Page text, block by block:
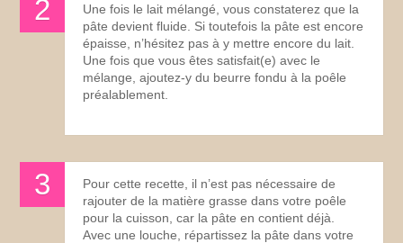
Une fois le lait mélangé, vous constaterez que la
pâte devient fluide. Si toutefois la pâte est encore
épaisse, n’hésitez pas à y mettre encore du lait.
Une fois que vous êtes satisfait(e) avec le
mélange, ajoutez-y du beurre fondu à la poêle
préalablement.
Pour cette recette, il n’est pas nécessaire de
rajouter de la matière grasse dans votre poêle
pour la cuisson, car la pâte en contient déjà.
Avec une louche, répartissez la pâte dans votre